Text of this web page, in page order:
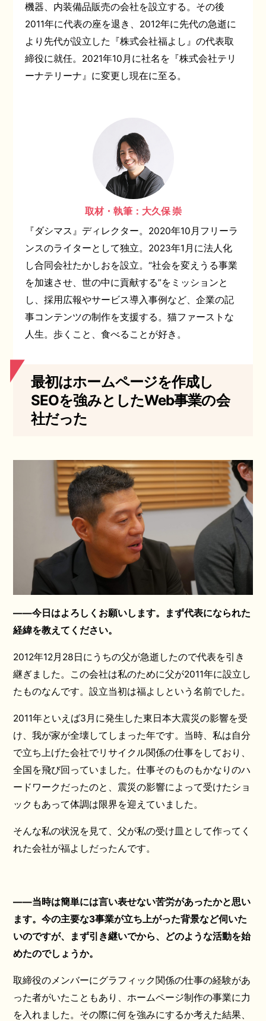
機器、内装備品販売の会社を設立する。その後
2011年に代表の座を退き、2012年に先代の急逝に
より先代が設立した『株式会社福よし』の代表取
締役に就任。2021年10月に社名を『株式会社テリ
ーナテリーナ』に変更し現在に至る。
取材・執筆：大久保 崇
『ダシマス』ディレクター。2020年10月フリーラ
ンスのライターとして独立。2023年1月に法人化
し合同会社たかしおを設立。“社会を変えうる事業
を加速させ、世の中に貢献する”をミッションと
し、採用広報やサービス導入事例など、企業の記
事コンテンツの制作を支援する。猫ファーストな
人生。歩くこと、食べることが好き。
最初はホームページを作成し
SEOを強みとしたWeb事業の会
社だった
――今日はよろしくお願いします。まず代表になられた
経緯を教えてください。
2012年12月28日にうちの父が急逝したので代表を引き
継ぎました。この会社は私のために父が2011年に設立し
たものなんです。設立当初は福よしという名前でした。
2011年といえば3月に発生した東日本大震災の影響を受
け、我が家が全壊してしまった年です。当時、私は自分
で立ち上げた会社でリサイクル関係の仕事をしており、
全国を飛び回っていました。仕事そのものもかなりのハ
ードワークだったのと、震災の影響によって受けたショ
ックもあって体調は限界を迎えていました。
そんな私の状況を見て、父が私の受け皿として作ってく
れた会社が福よしだったんです。
――当時は簡単には言い表せない苦労があったかと思い
ます。今の主要な3事業が立ち上がった背景など伺いた
いのですが、まず引き継いでから、どのような活動を始
めたのでしょうか。
取締役のメンバーにグラフィック関係の仕事の経験があ
った者がいたこともあり、ホームページ制作の事業に力
を入れました。その際に何を強みにするか考えた結果、